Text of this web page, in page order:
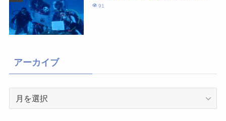
91
アーカイブ